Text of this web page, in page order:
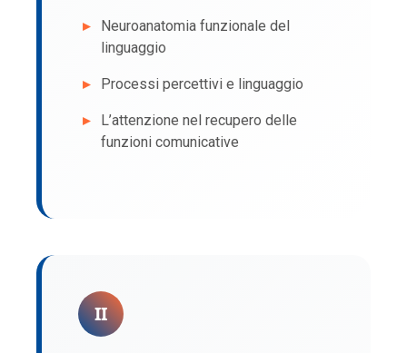
Neuroanatomia funzionale del
linguaggio
Processi percettivi e linguaggio
L’attenzione nel recupero delle
funzioni comunicative
II